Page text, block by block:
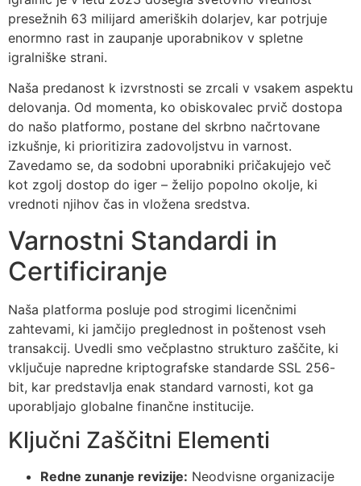
presežnih 63 milijard ameriških dolarjev, kar potrjuje
enormno rast in zaupanje uporabnikov v spletne
igralniške strani.
Naša predanost k izvrstnosti se zrcali v vsakem aspektu
delovanja. Od momenta, ko obiskovalec prvič dostopa
do našo platformo, postane del skrbno načrtovane
izkušnje, ki prioritizira zadovoljstvu in varnost.
Zavedamo se, da sodobni uporabniki pričakujejo več
kot zgolj dostop do iger – želijo popolno okolje, ki
vrednoti njihov čas in vložena sredstva.
Varnostni Standardi in
Certificiranje
Naša platforma posluje pod strogimi licenčnimi
zahtevami, ki jamčijo preglednost in poštenost vseh
transakcij. Uvedli smo večplastno strukturo zaščite, ki
vključuje napredne kriptografske standarde SSL 256-
bit, kar predstavlja enak standard varnosti, kot ga
uporabljajo globalne finančne institucije.
Ključni Zaščitni Elementi
Redne zunanje revizije: Neodvisne organizacije